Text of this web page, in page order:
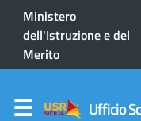
Ministero
dell'Istruzione e del
Merito
Ufficio